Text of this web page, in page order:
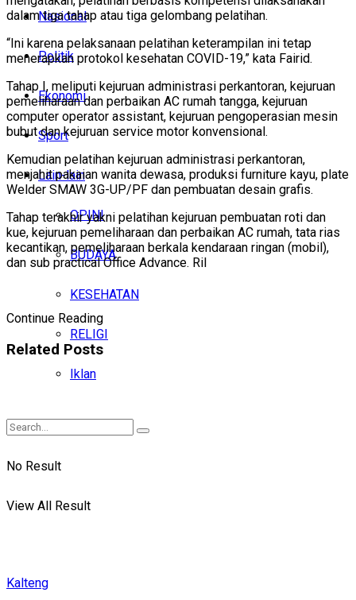
Nasional
Politik
Ekonomi
Sport
Lain-lain
OPINI
BUDAYA
KESEHATAN
RELIGI
Iklan
No Result
View All Result
dalam tiga tahap atau tiga gelombang pelatihan.
“Ini karena pelaksanaan pelatihan keterampilan ini tetap
menerapkan protokol kesehatan COVID-19,” kata Fairid.
Tahap I, meliputi kejuruan administrasi perkantoran, kejuruan
pemeliharaan dan perbaikan AC rumah tangga, kejuruan
computer operator assistant, kejuruan pengoperasian mesin
bubut dan kejuruan service motor konvensional.
Kemudian pelatihan kejuruan administrasi perkantoran,
menjahit pakaian wanita dewasa, produksi furniture kayu, plate
Welder SMAW 3G-UP/PF dan pembuatan desain grafis.
Tahap terakhir yakni pelatihan kejuruan pembuatan roti dan
kue, kejuruan pemeliharaan dan perbaikan AC rumah, tata rias
kecantikan, pemeliharaan berkala kendaraan ringan (mobil),
dan sub practical Office Advance. Ril
Continue Reading
Related Posts
Kalteng